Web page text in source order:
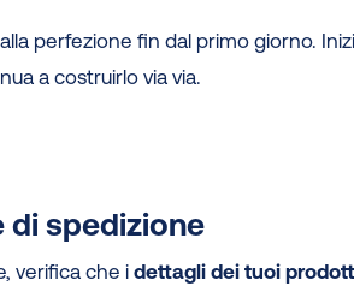
perfezione fin dal primo giorno.
a costruirlo via via.
di spedizione
verifica che idettagli dei tuoi